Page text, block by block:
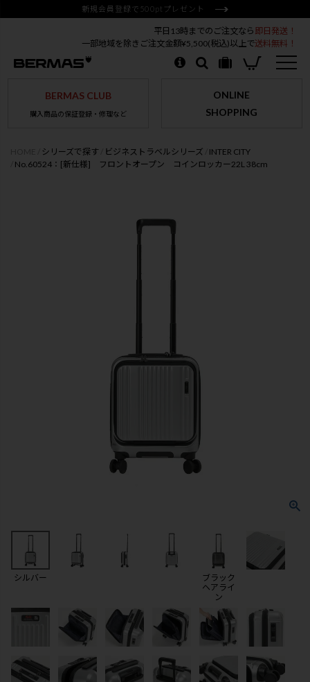
新規会員登録で500ptプレゼント
平日13時までのご注文なら 即日発送！
一部地域を除きご注文金額¥5,500(税込)以上で送料無料！
BERMAS CLUB
購入商品の保証登録・修理など
ONLINE
SHOPPING
シリーズで探す ビジネストラベルシリーズ
INTER CITY
No.60524：[新仕様] フロントオープン コインロッカー22L 38cm
シルバー
ブラック
ヘアライ
ン